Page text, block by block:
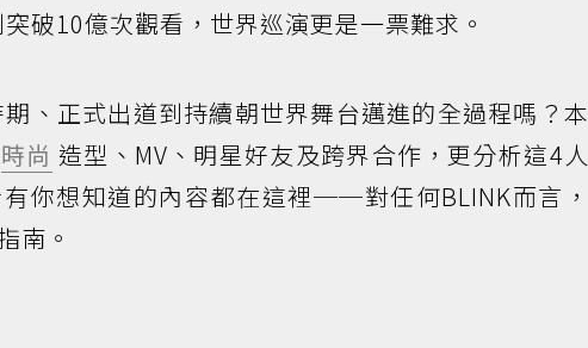
破10億次觀看，世界巡演更是一票難求。
、正式出道到持續朝世界舞台邁進的全過程嗎？本
時尚 造型、MV、明星好友及跨界合作，更分析這4人
你想知道的內容都在這裡──對任何BLINK而言，
南。